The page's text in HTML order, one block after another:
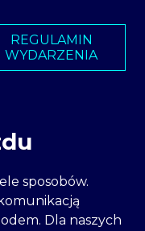
REGULAMIN
WYDARZENIA
sposobów.
Dla naszych